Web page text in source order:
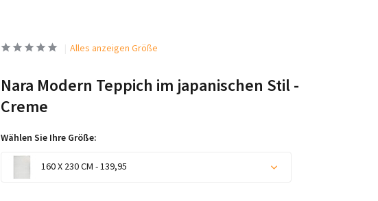
Benutzerkonto anlegen
Alles anzeigen Größe
Nara Modern Teppich im japanischen Stil -
Creme
Wählen Sie Ihre Größe:
160 X 230 CM - 139,95